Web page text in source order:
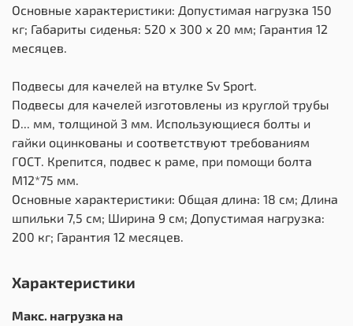
Основные характеристики: Допустимая нагрузка 150
кг; Габариты сиденья: 520 х 300 х 20 мм; Гарантия 12
месяцев.
Подвесы для качелей на втулке Sv Sport.
Подвесы для качелей изготовлены из круглой трубы
D... мм, толщиной 3 мм. Использующиеся болты и
гайки оцинкованы и соответствуют требованиям
ГОСТ. Крепится, подвес к раме, при помощи болта
М12*75 мм.
Основные характеристики: Общая длина: 18 см; Длина
шпильки 7,5 см; Ширина 9 см; Допустимая нагрузка:
200 кг; Гарантия 12 месяцев.
Характеристики
Макс. нагрузка на